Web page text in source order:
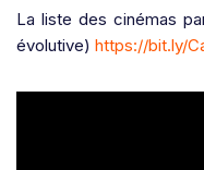
La liste des cinémas
évolutive) https://bit.ly/